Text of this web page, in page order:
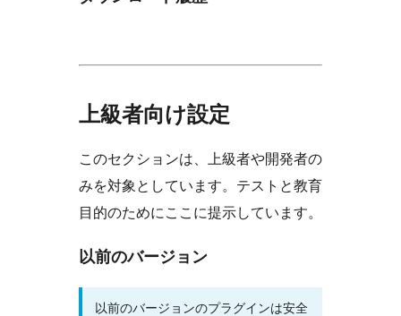
上級者向け設定
このセクションは、上級者や開発者の
みを対象としています。テストと教育
目的のためにここに提示しています。
以前のバージョン
以前のバージョンのプラグインは安全